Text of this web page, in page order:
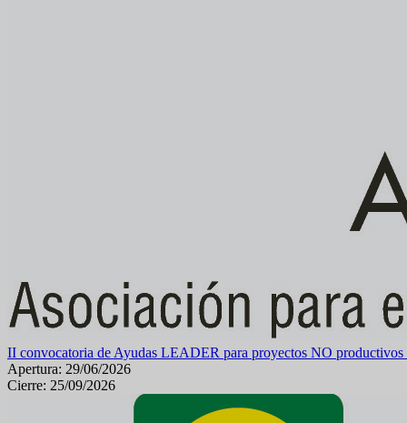
II convocatoria de Ayudas LEADER para proyectos NO
Apertura: 29/06/2026
Cierre: 25/09/2026